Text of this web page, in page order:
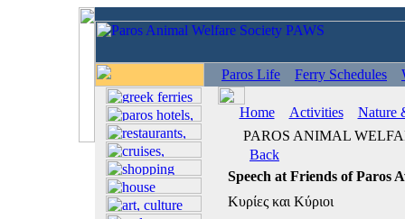
Paros Life Ferry Schedules
Home Activities
Nature
PAROS ANIMAL
Back
Speech at Friends of Paros
Κυρίες και Κύριοι